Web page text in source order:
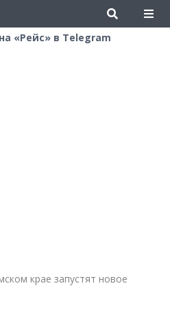
на «Рейс» в Telegram
крае запустят новое